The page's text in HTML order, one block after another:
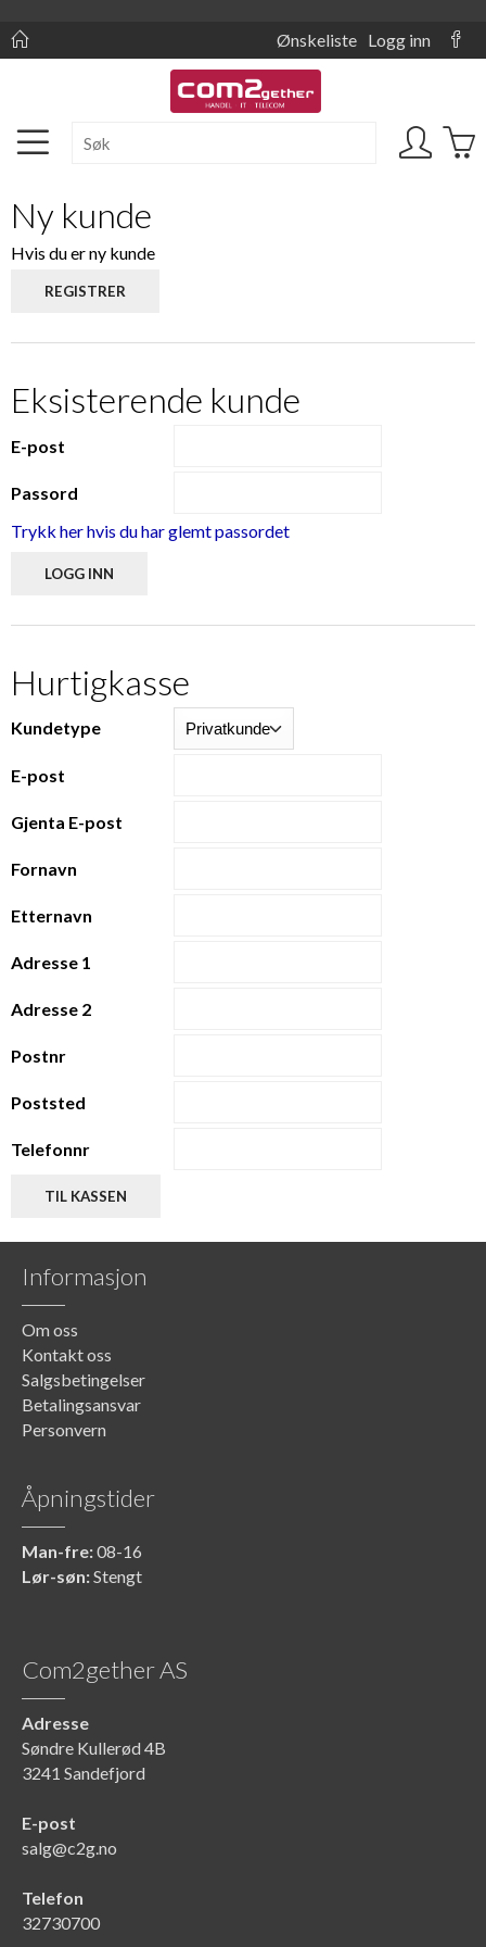
Ønskeliste Logg inn
Ny kunde
Hvis du er ny kunde
Eksisterende kunde
E-post
Passord
Trykk her hvis du har glemt passordet
Hurtigkasse
Kundetype
E-post
Gjenta E-post
Fornavn
Etternavn
Adresse 1
Adresse 2
Postnr
Poststed
Telefonnr
Informasjon
Om oss
Kontakt oss
Salgsbetingelser
Betalingsansvar
Personvern
Åpningstider
Man-fre:08-16
Lør-søn:Stengt
Com2gether AS
Adresse
Søndre Kullerød 4B
3241 Sandefjord
E-post
salg@c2g.no
Telefon
32730700